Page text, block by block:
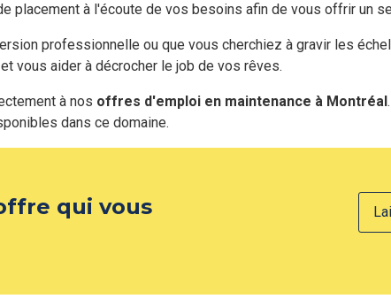
placement à l'écoute de vos besoins afin de vous offrir un
professionnelle ou que vous cherchiez à gravir les
vous aider à décrocher le job de vos rêves.
à nos offres d'emploi en maintenance à Montréal
dans ce domaine.
qui vous